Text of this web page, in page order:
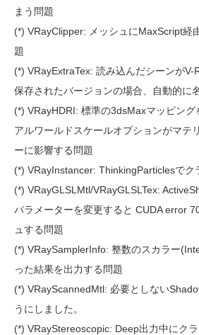
まう問題
(*) VRayClipper: メッシュにMaxScript経
題
(*) VRayExtraTex: 読み込んだシーンが
保存されたバージョンの場合、自動的に
(*) VRayHDRI: 標準の3dsMaxマッピング
アルワールドスケールオプションがマテ
ーに影響する問題
(*) VRayInstancer: ThinkingParticlesでク
(*) VRayGLSLMtl/VRayGLSLTex:
パラメーターを変更すると CUDA error
ュする問題
(*) VRaySamplerInfo: 整数のスカラー
った結果を出力する問題
(*) VRayScannedMtl: 必要としない
うにしました。
(*) VRayStereoscopic: Deep出力中にク